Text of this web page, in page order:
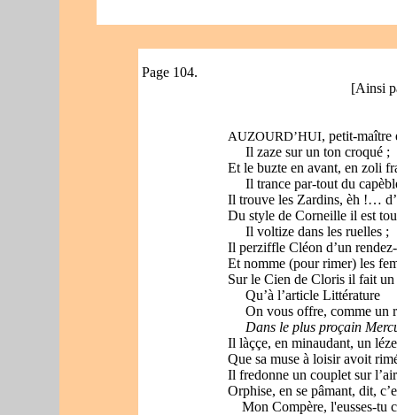
Page 104.
[Ainsi
AUZOURD’HUI, petit-maître
Il zaze sur un ton croqué ;
Et le buzte en avant, en zoli
Il trance par-tout du
Il trouve les Zardins, èh !…
Du style de Corneille il est
Il voltize dans les ruelles ;
Il perziffle Cléon d’un
Et nomme (pour rimer) les
Sur le Cien de Cloris il fait
Qu’à l’article Littérature
On vous offre, comme un
Dans le plus proçain
Il làççe, en minaudant, un
Que sa muse à loisir avoit
Il fredonne un couplet sur
Orphise, en se pâmant, dit,
Mon Compère, l'eusses-tu